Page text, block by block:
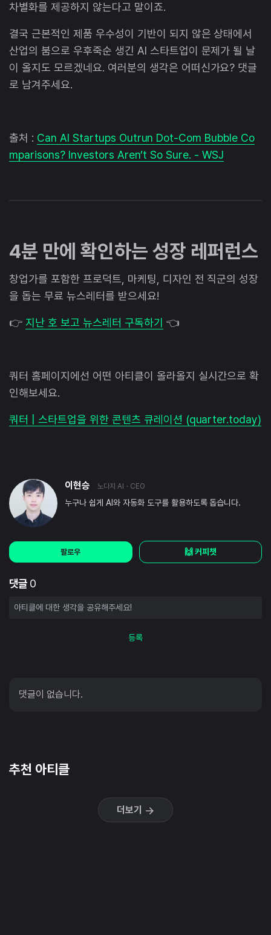
차별화를 제공하지 않는다고 말이죠.
결국 근본적인 제품 우수성이 기반이 되지 않은 상태에서
산업의 붐으로 우후죽순 생긴 AI 스타트업이 문제가 될 날
이 올지도 모르겠네요. 여러분의 생각은 어떠신가요? 댓글
로 남겨주세요.
출처 : Can AI Startups Outrun Dot-Com Bubble Co
mparisons? Investors Aren’t So Sure. - WSJ
4분 만에 확인하는 성장 레퍼런스
창업가를 포함한 프로덕트, 마케팅, 디자인 전 직군의 성장
을 돕는 무료 뉴스레터를 받으세요!
👉 지난 호 보고 뉴스레터 구독하기 👈
쿼터 홈페이지에선 어떤 아티클이 올라올지 실시간으로 확
인해보세요.
쿼터 | 스타트업을 위한 콘텐츠 큐레이션 (quarter.today)
이현승 노다지 AI · CEO
누구나 쉽게 AI와 자동화 도구를 활용하도록 돕습니다.
팔로우 🙌 커피챗
댓글 0
등록
댓글이 없습니다.
추천 아티클
더보기